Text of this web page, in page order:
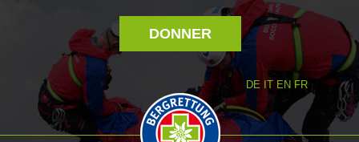
DONNER
DE IT EN FR